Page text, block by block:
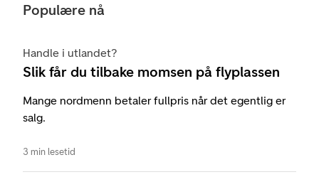
Populære nå
Handle i utlandet?
Slik får du tilbake momsen på flyplassen
Mange nordmenn betaler fullpris når det egentlig er
salg.
3 min lesetid